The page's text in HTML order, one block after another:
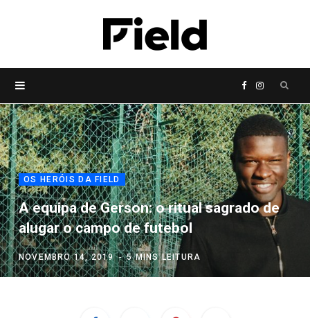
F
a
c
e
I
s
t
r
o
c
OS HERÓIS DA FIELD
A equipa de Gerson: o ritual sagrado de
alugar o campo de futebol
NOVEMBRO 14, 2019 5 MINS LEITURA